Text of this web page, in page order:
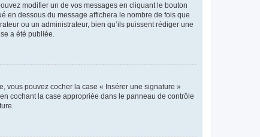
modifier un de vos messages en cliquant le bouton
en dessous du message affichera le nombre de fois que
ou un administrateur, bien qu’ils puissent rédiger une
a été publiée.
vous pouvez cocher la case « Insérer une signature »
cochant la case appropriée dans le panneau de contrôle